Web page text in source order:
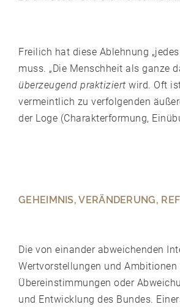
Freilich hat diese Ablehnung
muss. „Die Menschheit als ganze
überzeugend praktiziert wird. Oft
vermeintlich zu verfolgenden
der Loge (Charakterformung,
GEHEIMNIS, VERÄNDERUNG,
Die von einander abweichenden
Wertvorstellungen und
Übereinstimmungen oder
und Entwicklung des Bundes.